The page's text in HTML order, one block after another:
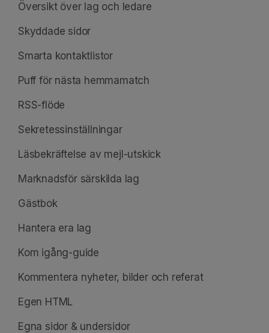
Översikt över lag och ledare
Skyddade sidor
Smarta kontaktlistor
Puff för nästa hemmamatch
RSS-flöde
Sekretessinställningar
Läsbekräftelse av mejl-utskick
Marknadsför särskilda lag
Gästbok
Hantera era lag
Kom igång-guide
Kommentera nyheter, bilder och referat
Egen HTML
Egna sidor & undersidor